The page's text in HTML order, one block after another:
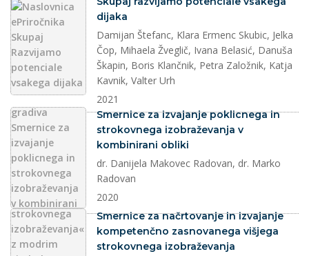
dijaka
Damijan Štefanc, Klara Ermenc Skubic, Jelka
Čop, Mihaela Žveglič, Ivana Belasić, Danuša
Škapin, Boris Klančnik, Petra Založnik, Katja
Kavnik, Valter Urh
2021
dokument
Smernice za izvajanje poklicnega in
strokovnega izobraževanja v
kombinirani obliki
dr. Danijela Makovec Radovan, dr. Marko
Radovan
2020
dokument
Smernice za načrtovanje in izvajanje
kompetenčno zasnovanega višjega
strokovnega izobraževanja